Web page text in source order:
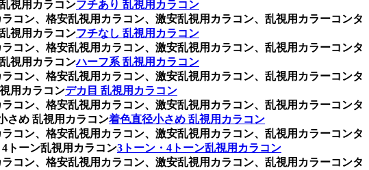
視用カラコンフチあり 乱視用カラコン
コン、格安乱視用カラコン、激安乱視用カラコン、乱視用カラーコンタ
視用カラコンフチなし 乱視用カラコン
コン、格安乱視用カラコン、激安乱視用カラコン、乱視用カラーコンタ
視用カラコンハーフ系 乱視用カラコン
コン、格安乱視用カラコン、激安乱視用カラコン、乱視用カラーコンタ
用カラコンデカ目 乱視用カラコン
コン、格安乱視用カラコン、激安乱視用カラコン、乱視用カラーコンタ
さめ 乱視用カラコン着色直径小さめ 乱視用カラコン
コン、格安乱視用カラコン、激安乱視用カラコン、乱視用カラーコンタ
トーン乱視用カラコン3トーン・4トーン乱視用カラコン
コン、格安乱視用カラコン、激安乱視用カラコン、乱視用カラーコンタ